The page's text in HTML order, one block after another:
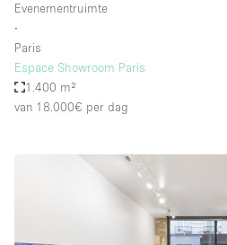
Evenementruimte
∙
Paris
Espace Showroom Paris
1.400 m²
van 18.000€ per dag